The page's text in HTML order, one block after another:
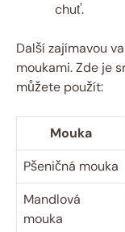
chuť.
Další zajímavou
moukami. Zde je
můžete použít:
Mouka
Pšeničná mouka
Mandlová
mouka